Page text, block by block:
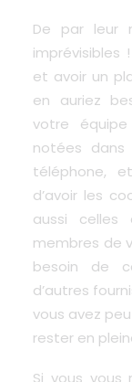
De par leur
et avoir un
en auriez
votre
notées dans
téléphone,
d’avoir les
aussi celles
membres de
besoin de
d’autres
vous avez
rester en
Si vous vous